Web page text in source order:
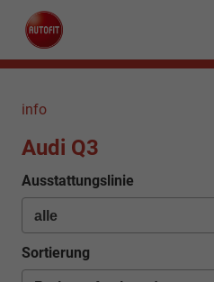
info
Audi Q3
Ausstattungslinie
Sortierung